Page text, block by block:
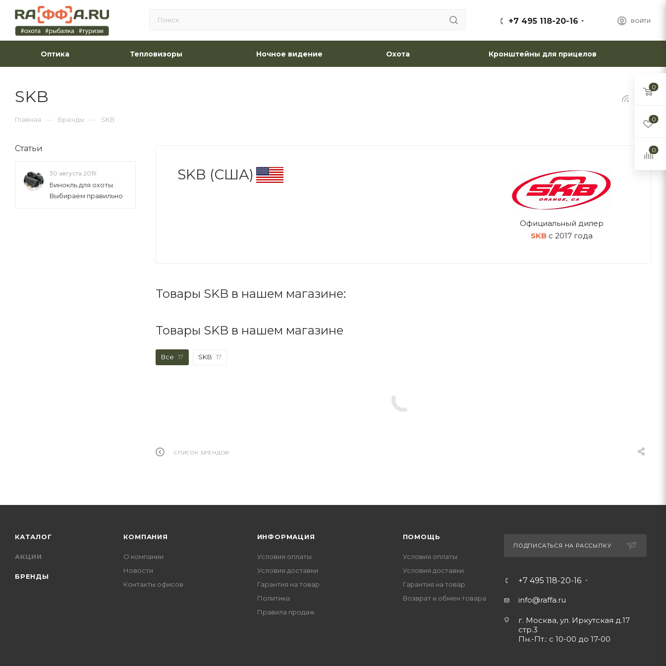
ВОЙТИ
+7 495 118-20-16
Оптика Тепловизоры Ночное видение Охота Кронштейны для прицелов
SKB
Главная — Бренды — SKB
SKB (США)
Официальный дилер
SKBс 2017 года
Товары SKB в нашем магазине:
Товары SKB в нашем магазине
Все 17 SKB 17
СПИСОК БРЕНДОВ
Статьи
30 августа 2019
Бинокль для охоты.
Выбираем правильно
КАТАЛОГ
АКЦИИ
БРЕНДЫ
КОМПАНИЯ
О компании
Новости
Контакты офисов
ИНФОРМАЦИЯ
Условия оплаты
Условия доставки
Гарантия на товар
Политика
Правила продаж
ПОМОЩЬ
Условия оплаты
Условия доставки
Гарантия на товар
Возврат и обмен товара
ПОДПИСАТЬСЯ НА РАССЫЛКУ
+7 495 118-20-16
info@raffa.ru
г. Москва, ул. Иркутская д.17
стр.3
Пн.-Пт.: с 10-00 до 17-00
0
0
0